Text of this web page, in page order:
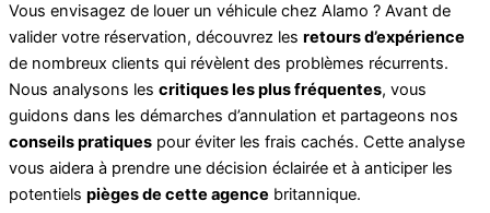
Vous envisagez de louer un véhicule chez Alamo ? Avant de
valider votre réservation, découvrez les retours d’expérience
de nombreux clients qui révèlent des problèmes récurrents.
Nous analysons les critiques les plus fréquentes, vous
guidons dans les démarches d’annulation et partageons nos
conseils pratiques pour éviter les frais cachés. Cette analyse
vous aidera à prendre une décision éclairée et à anticiper les
potentiels pièges de cette agence britannique.